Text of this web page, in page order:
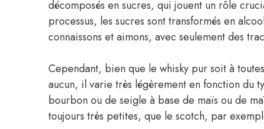
décomposés en sucres, qui jouent un rôle
processus, les sucres sont transformés en
connaissons et aimons, avec seulement des
Cependant, bien que le whisky pur soit à
aucun, il varie très légèrement en fonction du
bourbon ou de seigle à base de maïs ou de
toujours très petites, que le scotch, par